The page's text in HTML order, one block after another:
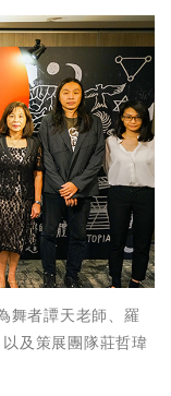
舞者譚天老師、羅
及策展團隊莊哲瑋